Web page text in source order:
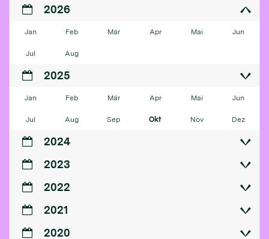
2026
Jan Feb Mär Apr Mai Jun
Jul Aug
2025
Jan Feb Mär Apr Mai Jun
Jul Aug Sep Okt Nov Dez
2024
2023
2022
2021
2020